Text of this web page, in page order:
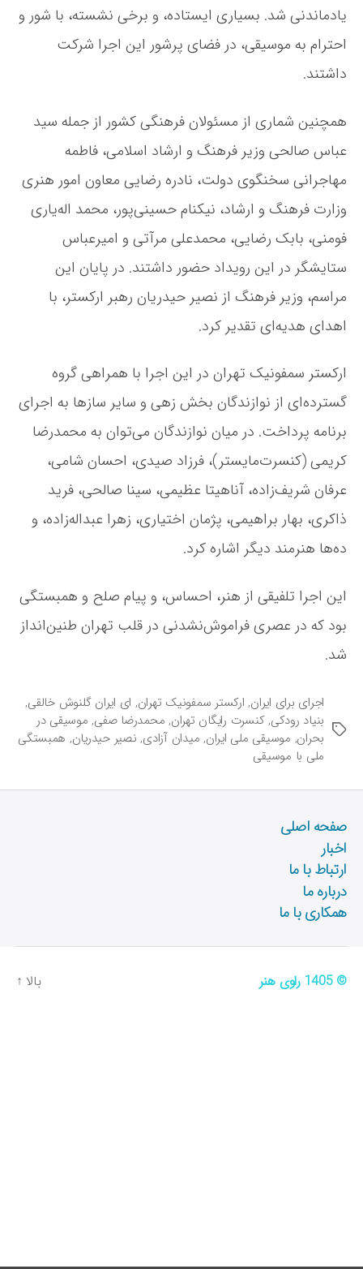
ا
چ
ی
یادماندنی شد. بسیاری ایستاده، و برخی نشسته، با شور و
احترام به موسیقی، در فضای پرشور این اجرا شرکت
داشتند.
همچنین شماری از مسئولان فرهنگی کشور از جمله سید
عباس صالحی وزیر فرهنگ و ارشاد اسلامی، فاطمه
مهاجرانی سخنگوی دولت، نادره رضایی معاون امور هنری
وزارت فرهنگ و ارشاد، نیکنام حسینی‌پور، محمد اله‌یاری
فومنی، بابک رضایی، محمدعلی مرآتی و امیرعباس
ستایشگر در این رویداد حضور داشتند. در پایان این
مراسم، وزیر فرهنگ از نصیر حیدریان رهبر ارکستر، با
اهدای هدیه‌ای تقدیر کرد.
ارکستر سمفونیک تهران در این اجرا با همراهی گروه
گسترده‌ای از نوازندگان بخش زهی و سایر سازها به اجرای
برنامه پرداخت. در میان نوازندگان می‌توان به محمدرضا
کریمی (کنسرت‌مایستر)، فرزاد صیدی، احسان شامی،
عرفان شریف‌زاده، آناهیتا عظیمی، سینا صالحی، فرید
ذاکری، بهار براهیمی، پژمان اختیاری، زهرا عبداله‌زاده، و
ده‌ها هنرمند دیگر اشاره کرد.
این اجرا تلفیقی از هنر، احساس، و پیام صلح و همبستگی
بود که در عصری فراموش‌نشدنی در قلب تهران طنین‌انداز
شد.
ب
اجرای برای ایران, ارکستر سمفونیک تهران, ای ایران گلنوش خالقی,
بنیاد رودکی,کنسرت رایگان تهران, محمدرضا صفی, موسیقی در
بحران, موسیقی ملی ایران, میدان آزادی, نصیر حیدریان, همبستگی
ملی با موسیقی
صفحه اصلی
اخبار
ارتباط با ما
درباره ما
همکاری با ما
© 1405 راوی هنر بالا ↑